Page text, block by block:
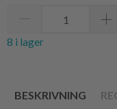
8 i lager
BESKRIVNING